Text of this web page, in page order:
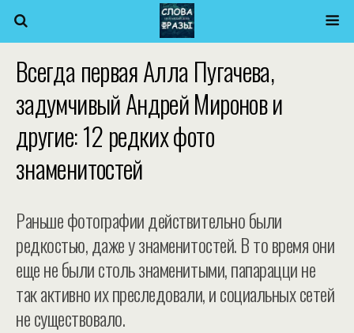
Всегда первая Алла Пугачева,
задумчивый Андрей Миронов и
другие: 12 редких фото
знаменитостей
Раньше фотографии действительно были
редкостью, даже у знаменитостей. В то время они
еще не были столь знаменитыми, папарацци не
так активно их преследовали, и социальных сетей
не существовало.